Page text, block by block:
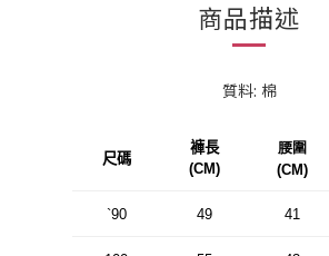
商品描述
質料: 棉
尺碼
褲長
(CM)
腰圍
(CM)
`90 49 41